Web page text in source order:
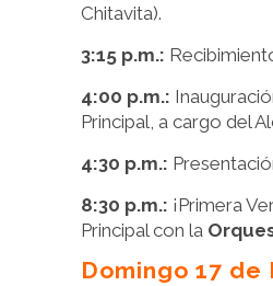
Chitavita).
3:15 p.m.:
4:00 p.m.:
Principal, a cargo del
4:30 p.m.:
8:30 p.m.: ¡Primera
Principal con la
Domingo 17 de